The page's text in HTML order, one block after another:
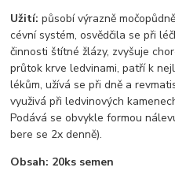
Užití: působí výrazně
cévní systém, osvědčila se při
činnosti štítné žlázy, zvyšuje
průtok krve ledvinami, patří k
lékům, užívá se při dně a
využivá při ledvinových
Podává se obvykle formou
bere se 2x denně).
Obsah: 20ks semen